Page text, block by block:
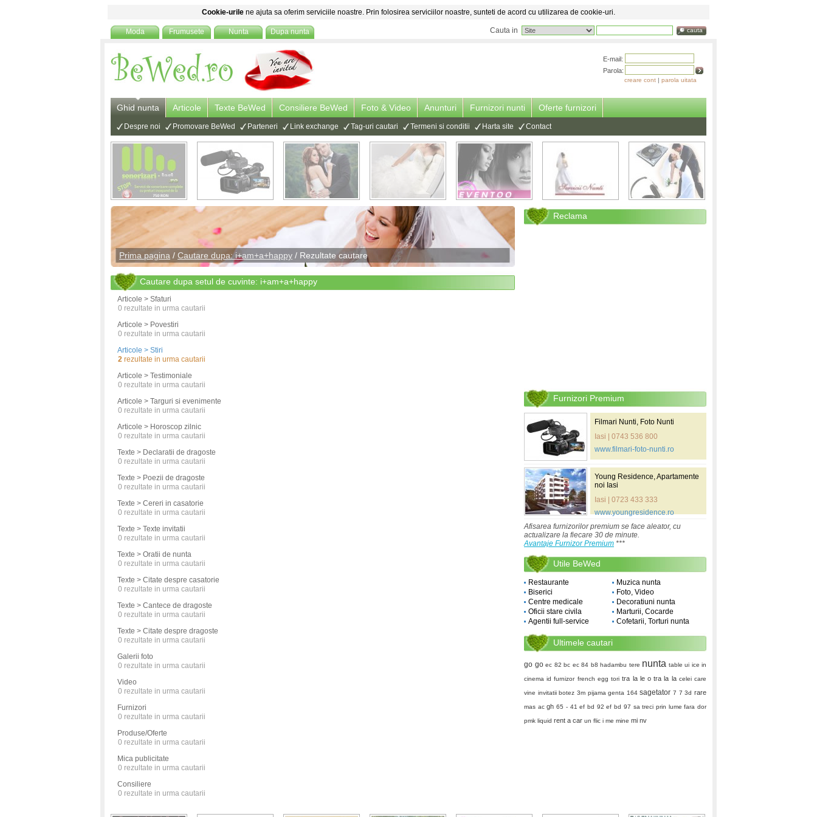
Cookie-urile ne ajuta sa oferim serviciile noastre. Prin folosirea serviciilor noastre, sunteti de acord cu utilizarea de cookie-uri.
Moda Frumusete Nunta Dupa nunta Cauta in cauta
E-mail:
Parola:
creare cont | parola uitata
Ghid nunta Articole Texte BeWed Consiliere BeWed Foto & Video Anunturi Furnizori nunti Oferte furnizori
Despre noi Promovare BeWed Parteneri Link exchange Tag-uri cautari Termeni si conditii Harta site Contact
Prima pagina / Cautare dupa: i+am+a+happy / Rezultate cautare
Cautare dupa setul de cuvinte: i+am+a+happy
Articole > Sfaturi
0 rezultate in urma cautarii
Articole > Povestiri
0 rezultate in urma cautarii
Articole > Stiri
2 rezultate in urma cautarii
Articole > Testimoniale
0 rezultate in urma cautarii
Articole > Targuri si evenimente
0 rezultate in urma cautarii
Articole > Horoscop zilnic
0 rezultate in urma cautarii
Texte > Declaratii de dragoste
0 rezultate in urma cautarii
Texte > Poezii de dragoste
0 rezultate in urma cautarii
Texte > Cereri in casatorie
0 rezultate in urma cautarii
Texte > Texte invitatii
0 rezultate in urma cautarii
Texte > Oratii de nunta
0 rezultate in urma cautarii
Texte > Citate despre casatorie
0 rezultate in urma cautarii
Texte > Cantece de dragoste
0 rezultate in urma cautarii
Texte > Citate despre dragoste
0 rezultate in urma cautarii
Galerii foto
0 rezultate in urma cautarii
Video
0 rezultate in urma cautarii
Furnizori
0 rezultate in urma cautarii
Produse/Oferte
0 rezultate in urma cautarii
Mica publicitate
0 rezultate in urma cautarii
Consiliere
0 rezultate in urma cautarii
Reclama
Furnizori Premium
Filmari Nunti, Foto Nunti
Iasi | 0743 536 800
www.filmari-foto-nunti.ro
Young Residence, Apartamente
noi Iasi
Iasi | 0723 433 333
www.youngresidence.ro
Afisarea furnizorilor premium se face aleator, cu
actualizare la fiecare 30 de minute.
Avantaje Furnizor Premium ***
Utile BeWed
Restaurante
Biserici
Centre medicale
Oficii stare civila
Agentii full-service
Muzica nunta
Foto, Video
Decoratiuni nunta
Marturii, Cocarde
Cofetarii, Torturi nunta
Ultimele cautari
go go ec 82 bc ec 84 b8 hadambu tere nunta table ui ice in
cinema id furnizor french egg tori tra la le o tra la la celei care
vine invitatii botez 3m pijama genta 164 sagetator 7 7 3d rare
mas ac gh 65 - 41 ef bd 92 ef bd 97 sa treci prin lume fara dor
pmk liquid rent a car un flic i me mine mi nv